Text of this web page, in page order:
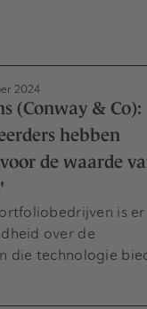
2024
(Conway & Co):
hebben
de waarde
is er
over de
die technologie